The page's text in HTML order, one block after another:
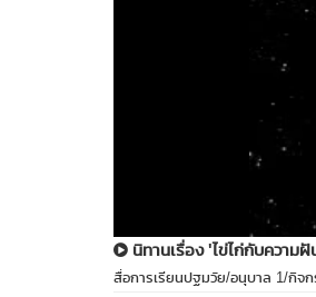
นิทานเรื่อง 'ไข่ไก่กับความฝั
สื่อการเรียนปฐมวัย/อนุบาล 1/กิจ